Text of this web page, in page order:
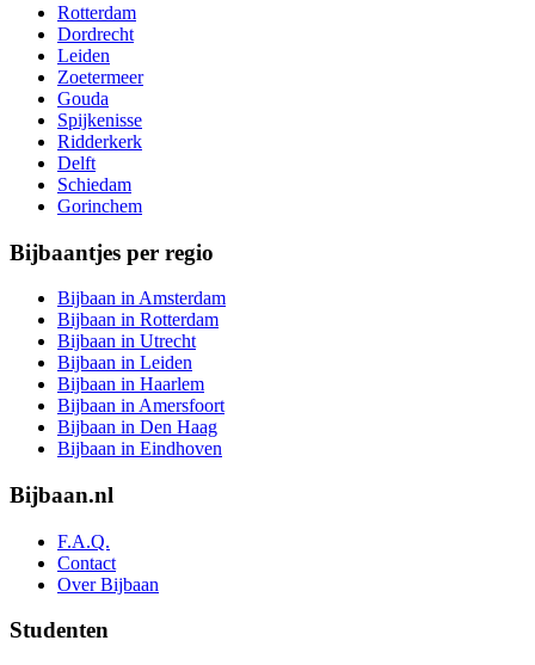
Rotterdam
Dordrecht
Leiden
Zoetermeer
Gouda
Spijkenisse
Ridderkerk
Delft
Schiedam
Gorinchem
Bijbaantjes per regio
Bijbaan in Amsterdam
Bijbaan in Rotterdam
Bijbaan in Utrecht
Bijbaan in Leiden
Bijbaan in Haarlem
Bijbaan in Amersfoort
Bijbaan in Den Haag
Bijbaan in Eindhoven
Bijbaan.nl
F.A.Q.
Contact
Over Bijbaan
Studenten